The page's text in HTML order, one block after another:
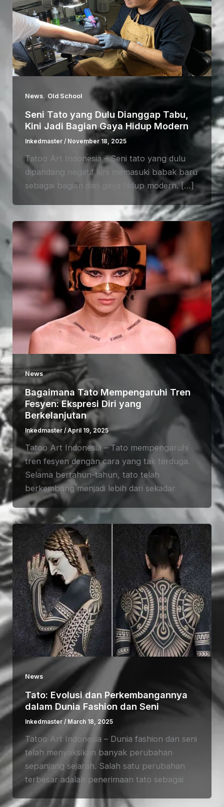
News, Old School
Seni Tato yang Dulu Dianggap Tabu,
Kini Jadi Bagian Gaya Hidup Modern
Inkedmaster / November 18, 2025
Tatoo Art Indonesia – Seni tato yang dulu
dipandang negatif kini memasuki babak baru
sebagai bagian dari gaya hidup modern. […]
News
Bagaimana Tato Mempengaruhi Tren
Fesyen: Ekspresi Diri yang
Berkelanjutan
Inkedmaster / April 19, 2025
Tatoo Art Indonesia – Tato mempengaruhi
tren fesyen dengan cara yang tak terduga.
Selama bertahun-tahun, tato telah
berkembang menjadi lebih dari sekadar
News
Tato: Evolusi dan Perkembangannya
dalam Dunia Fashion dan Seni
Inkedmaster / March 18, 2025
Tatoo Art Indonesia – Dunia fashion dan seni
telah menyaksikan banyak perubahan
sepanjang sejarah. Salah satu perubahan
terbesar adalah penerimaan tato sebagai